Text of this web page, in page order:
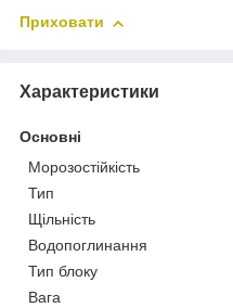
Приховати
Характеристики
Основні
Морозостійкість
Тип
Щільність
Водопоглинання
Тип блоку
Вага